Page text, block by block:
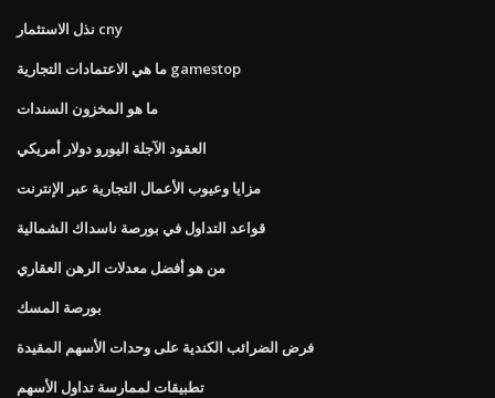
نذل الاستثمار cny
ما هي الاعتمادات التجارية gamestop
ما هو المخزون السندات
العقود الآجلة اليورو دولار أمريكي
مزايا وعيوب الأعمال التجارية عبر الإنترنت
قواعد التداول في بورصة ناسداك الشمالية
من هو أفضل معدلات الرهن العقاري
بورصة المسك
فرض الضرائب الكندية على وحدات الأسهم المقيدة
تطبيقات لممارسة تداول الأسهم